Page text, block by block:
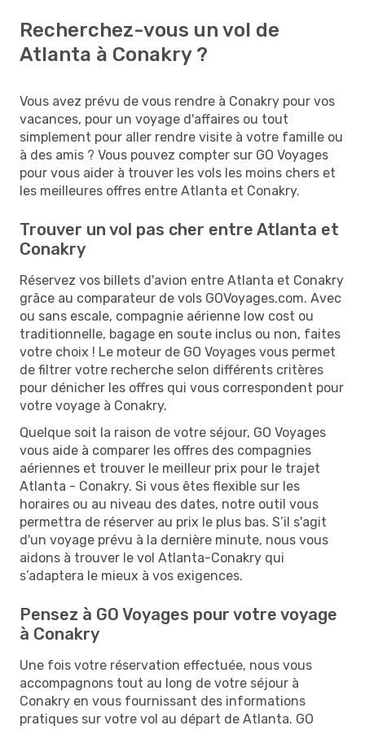
Recherchez-vous un vol de
Atlanta à Conakry ?
Vous avez prévu de vous rendre à Conakry pour vos
vacances, pour un voyage d'affaires ou tout
simplement pour aller rendre visite à votre famille ou
à des amis ? Vous pouvez compter sur GO Voyages
pour vous aider à trouver les vols les moins chers et
les meilleures offres entre Atlanta et Conakry.
Trouver un vol pas cher entre Atlanta et
Conakry
Réservez vos billets d'avion entre Atlanta et Conakry
grâce au comparateur de vols GOVoyages.com. Avec
ou sans escale, compagnie aérienne low cost ou
traditionnelle, bagage en soute inclus ou non, faites
votre choix ! Le moteur de GO Voyages vous permet
de filtrer votre recherche selon différents critères
pour dénicher les offres qui vous correspondent pour
votre voyage à Conakry.
Quelque soit la raison de votre séjour, GO Voyages
vous aide à comparer les offres des compagnies
aériennes et trouver le meilleur prix pour le trajet
Atlanta - Conakry. Si vous êtes flexible sur les
horaires ou au niveau des dates, notre outil vous
permettra de réserver au prix le plus bas. S’il s'agit
d'un voyage prévu à la dernière minute, nous vous
aidons à trouver le vol Atlanta-Conakry qui
s’adaptera le mieux à vos exigences.
Pensez à GO Voyages pour votre voyage
à Conakry
Une fois votre réservation effectuée, nous vous
accompagnons tout au long de votre séjour à
Conakry en vous fournissant des informations
pratiques sur votre vol au départ de Atlanta. GO